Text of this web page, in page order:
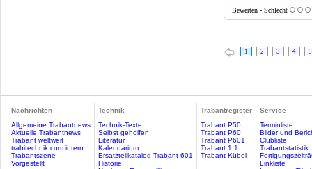
Bewerten - Schlecht
1 2 3 4 5
Nachrichten
Allgemeine Trabantnews
Aktuelle Trabantnews
Trabant weltweit
trabitechnik.com intern
Trabantszene
Vorgestellt
Technik
Technik-Texte
Selbst geholfen
Literatur
Kalendarium
Ersatzteilkatalog Trabant 601
Historie
Trabantregister
Trabant P50
Trabant P60
Trabant P601
Trabant 1.1
Trabant Kübel
Service
Terminliste
Bilder und
Clubliste
Trabantstatistik
Linkliste